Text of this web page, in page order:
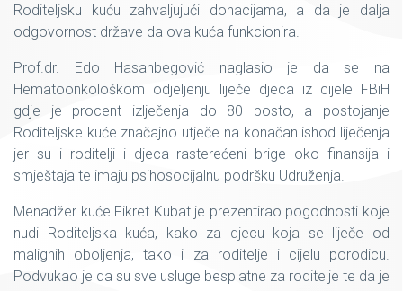
Roditeljsku kuću zahvaljujući donacijama, a da je dalja
odgovornost države da ova kuća funkcionira.
Prof.dr. Edo Hasanbegović naglasio je da se na
Hematoonkološkom odjeljenju liječe djeca iz cijele FBiH
gdje je procent izlječenja do 80 posto, a postojanje
Roditeljske kuće značajno utječe na konačan ishod liječenja
jer su i roditelji i djeca rasterećeni brige oko finansija i
smještaja te imaju psihosocijalnu podršku Udruženja.
Menadžer kuće Fikret Kubat je prezentirao pogodnosti koje
nudi Roditeljska kuća, kako za djecu koja se liječe od
malignih oboljenja, tako i za roditelje i cijelu porodicu.
Podvukao je da su sve usluge besplatne za roditelje te da je